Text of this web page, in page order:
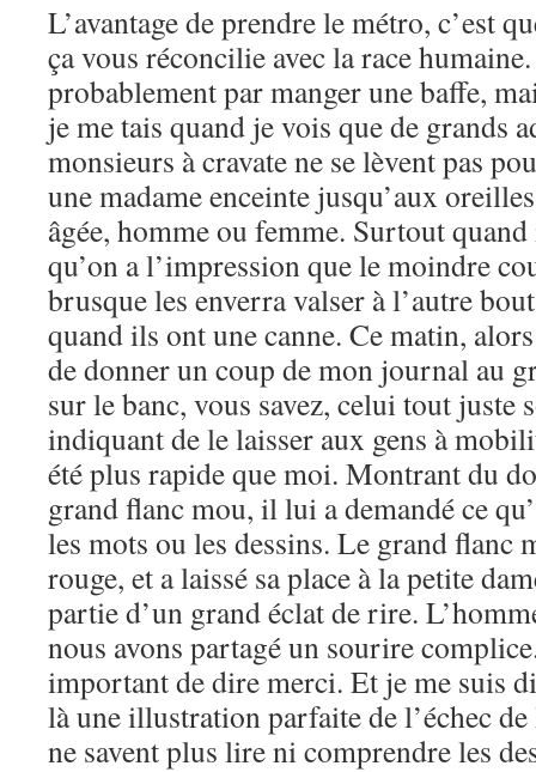
L’avantage de prendre le métro, c’est
ça vous réconcilie avec la race
probablement par manger une baffe,
je me tais quand je vois que de grands
monsieurs à cravate ne se lèvent pas
une madame enceinte jusqu’aux
âgée, homme ou femme. Surtout
qu’on a l’impression que le moindre
brusque les enverra valser à l’autre
quand ils ont une canne. Ce matin,
de donner un coup de mon journal au
sur le banc, vous savez, celui tout juste
indiquant de le laisser aux gens à
été plus rapide que moi. Montrant du
grand flanc mou, il lui a demandé ce
les mots ou les dessins. Le grand flanc
rouge, et a laissé sa place à la petite
partie d’un grand éclat de rire.
nous avons partagé un sourire
important de dire merci. Et je me suis
là une illustration parfaite de l’échec
ne savent plus lire ni comprendre les